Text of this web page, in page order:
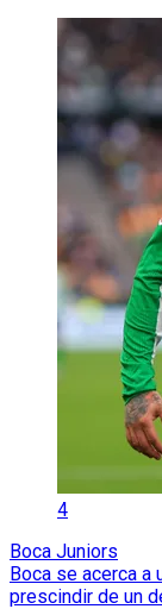
4
Boca Juniors
Boca se acerca a
prescindir de un